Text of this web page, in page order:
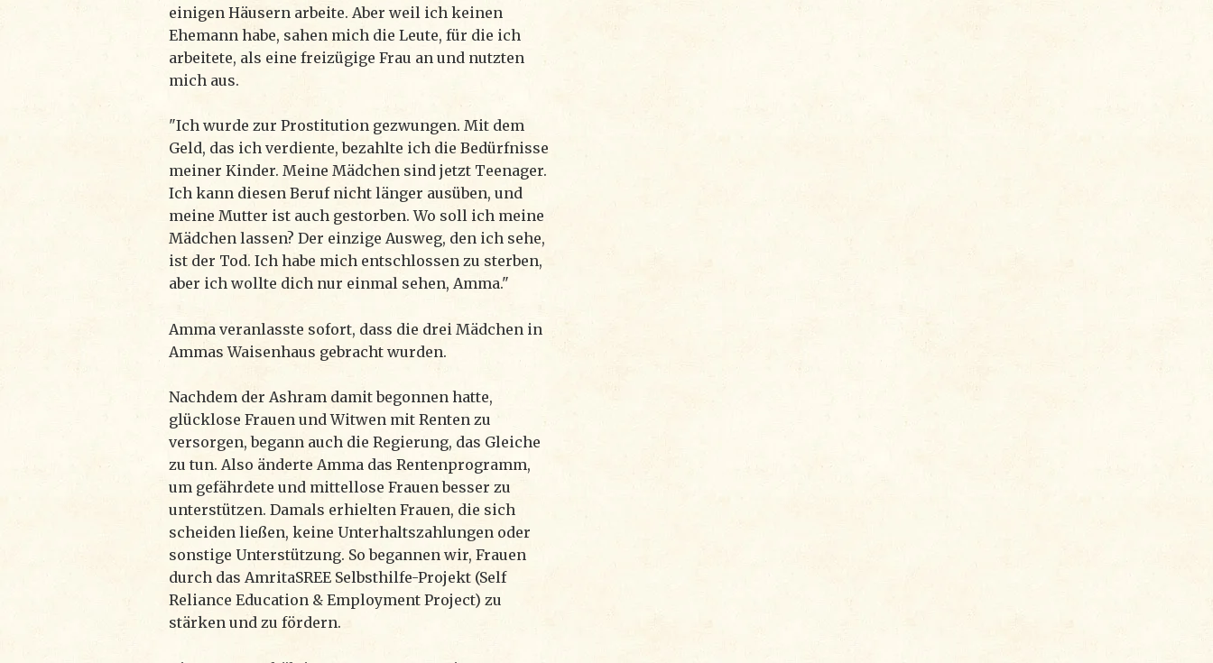
einigen Häusern arbeite. Aber weil ich keinen
Ehemann habe, sahen mich die Leute, für die ich
arbeitete, als eine freizügige Frau an und nutzten
mich aus.
"Ich wurde zur Prostitution gezwungen. Mit dem
Geld, das ich verdiente, bezahlte ich die Bedürfnisse
meiner Kinder. Meine Mädchen sind jetzt Teenager.
Ich kann diesen Beruf nicht länger ausüben, und
meine Mutter ist auch gestorben. Wo soll ich meine
Mädchen lassen? Der einzige Ausweg, den ich sehe,
ist der Tod. Ich habe mich entschlossen zu sterben,
aber ich wollte dich nur einmal sehen, Amma."
Amma veranlasste sofort, dass die drei Mädchen in
Ammas Waisenhaus gebracht wurden.
Nachdem der Ashram damit begonnen hatte,
glücklose Frauen und Witwen mit Renten zu
versorgen, begann auch die Regierung, das Gleiche
zu tun. Also änderte Amma das Rentenprogramm,
um gefährdete und mittellose Frauen besser zu
unterstützen. Damals erhielten Frauen, die sich
scheiden ließen, keine Unterhaltszahlungen oder
sonstige Unterstützung. So begannen wir, Frauen
durch das AmritaSREE Selbsthilfe-Projekt (Self
Reliance Education & Employment Project) zu
stärken und zu fördern.